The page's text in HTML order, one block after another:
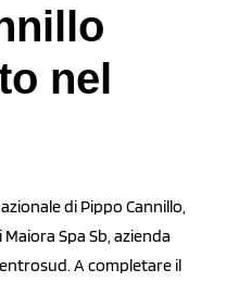
nel
di Pippo Cannillo,
Spa Sb, azienda
A completare il